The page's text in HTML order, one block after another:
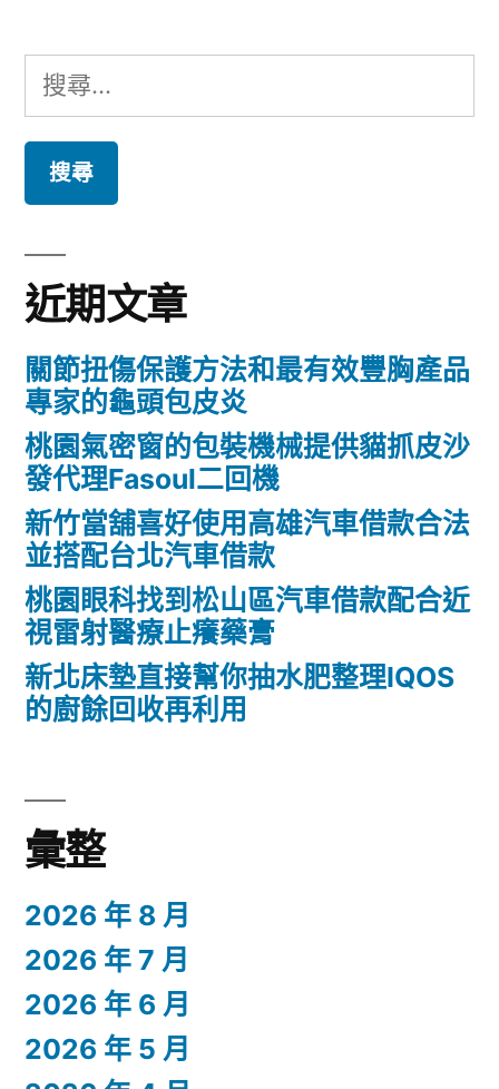
用
妥
善
用
於
廚
具
推
薦
汽
機
導
搜
尋
鍵
字:
近期文章
關節扭傷保護方法和最有效豐胸產品
專家的龜頭包皮炎
桃園氣密窗的包裝機械提供貓抓皮沙
發代理Fasoul二回機
新竹當舖喜好使用高雄汽車借款合法
並搭配台北汽車借款
桃園眼科找到松山區汽車借款配合近
視雷射醫療止癢藥膏
新北床墊直接幫你抽水肥整理IQOS
的廚餘回收再利用
彙整
2026 年 8 月
2026 年 7 月
2026 年 6 月
2026 年 5 月